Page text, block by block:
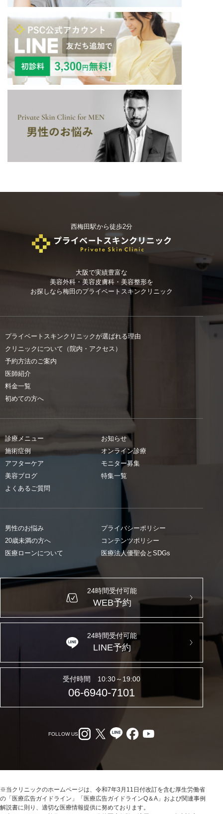
西梅田駅から徒歩2分
大阪で実績豊富な
美容外科・美容皮膚科・美容整形を
お探しなら梅田のプライベートスキンクリニック
プライベートスキンクリニックが選ばれる理由
クリニックについて（院内・アクセス）
予約方法のご案内
医師紹介
料金一覧
初めての方へ
診療メニュー
施術症例
アフターケア
美容ブログ
よくあるご質問
お知らせ
オンライン診療
モニター募集
特集一覧
男性のお悩み
20歳未満の方へ
医療ローンについて
プライバシーポリシー
コンテンツポリシー
医療法人優聖会とSDGs
24時間受付可能
WEB予約
24時間受付可能
LINE予約
受付時間 10:30～19:00
06-6940-7101
FOLLOW US
※当クリニックのホームページは、令和7年3月11日付改訂を含む厚生労働省
の「医療広告ガイドライン」「医療広告ガイドラインQ＆A」および関連事例
解説書に則り、適切な医療情報提供に努めております。